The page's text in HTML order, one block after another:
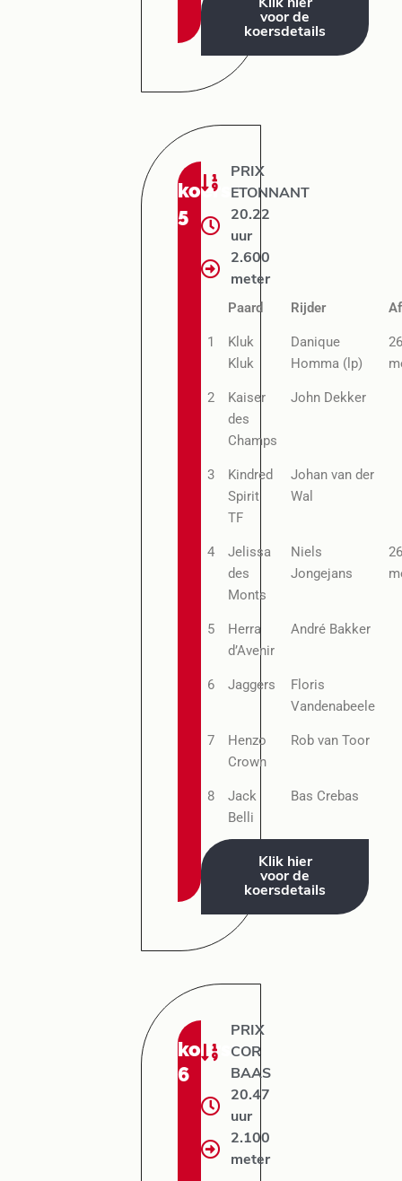
Klik hier
voor de
koersdetails
koers:
5
PRIX
ETONNANT
20.22
uur
2.600
meter
Paard Rijder
1
Kluk
Kluk
Danique
Homma (lp)
2
Kaiser
des
Champs
John Dekker
3
Kindred
Spirit
TF
Johan van der
Wal
4
Jelissa
des
Monts
Niels
Jongejans
5
Herra
d’Avenir
André Bakker
6 Jaggers
Floris
Vandenabeele
7
Henzo
Crown
Rob van Toor
8
Jack
Belli
Bas Crebas
Klik hier
voor de
koersdetails
koers:
6
PRIX
COR
BAAS
20.47
uur
2.100
meter